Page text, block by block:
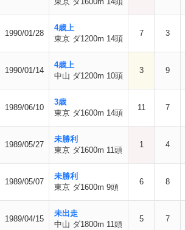
1990/01/28
4歳上
東京 ダ1200m 14頭
7 3
1990/01/14
4歳上
中山 ダ1200m 10頭
3 9
1989/06/10
3歳
東京 ダ1600m 14頭
11 7
1989/05/27
未勝利
東京 ダ1600m 11頭
1 4
1989/05/07
未勝利
東京 ダ1600m 9頭
6 8
1989/04/15
未出走
中山 ダ1800m 11頭
5 7